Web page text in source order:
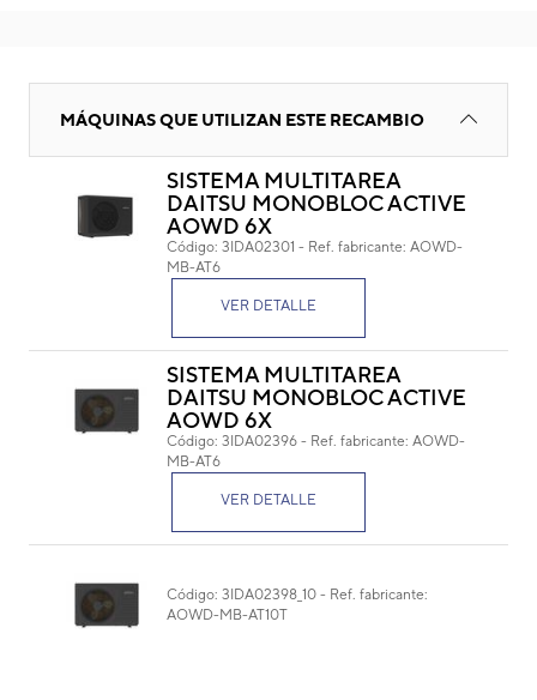
Filtro
MÁQUINAS QUE UTILIZAN ESTE RECAMBIO
SISTEMA MULTITAREA
DAITSU MONOBLOC ACTIVE
AOWD 6X
Código: 3IDA02301 - Ref. fabricante: AOWD-
MB-AT6
VER DETALLE
SISTEMA MULTITAREA
DAITSU MONOBLOC ACTIVE
AOWD 6X
Código: 3IDA02396 - Ref. fabricante: AOWD-
MB-AT6
VER DETALLE
Código: 3IDA02398_10 - Ref. fabricante:
AOWD-MB-AT10T